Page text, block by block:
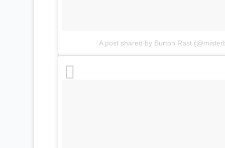
A post shared by Burton Rast